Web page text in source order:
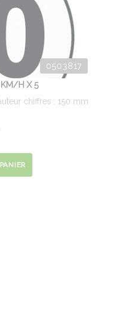
0503817
KM/H X 5
chiffres : 150 mm